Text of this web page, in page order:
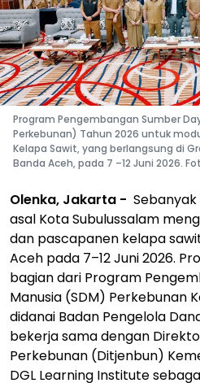
Program Pengembangan Sumber
Perkebunan) Tahun 2026 untuk
Kelapa Sawit, yang berlangsung di
Banda Aceh, pada 7 –12 Juni 2026.
Olenka, Jakarta -
asal Kota Subulussalam
dan pascapanen kelapa
Aceh pada 7–12 Juni 2026.
bagian dari Program
Manusia (SDM) Perkebunan
didanai Badan Pengelola
bekerja sama dengan
Perkebunan (Ditjenbun)
DGL Learning Institute